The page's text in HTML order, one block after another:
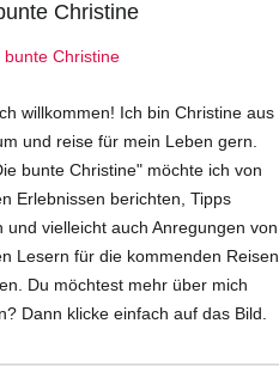
Christine
willkommen! Ich bin Christine aus
und reise für mein Leben gern.
bunte Christine" möchte ich von
Erlebnissen berichten, Tipps
und vielleicht auch Anregungen von
Lesern für die kommenden Reisen
Du möchtest mehr über mich
Dann klicke einfach auf das Bild.